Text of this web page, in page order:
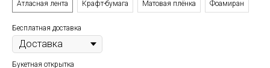
Атласная лента
Крафт-бумага Матовая плёнка Фоамиран
Бесплатная доставка
Букетная открытка